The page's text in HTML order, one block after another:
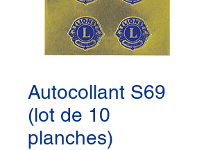
Autocollant S69
(lot de 10
planches)